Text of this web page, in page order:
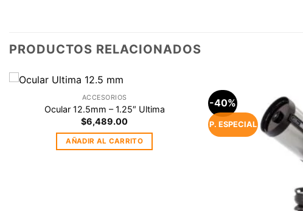
PRODUCTOS RELACIONADOS
ACCESORIOS
Ocular 12.5mm – 1.25″ Ultima
$6,489.00
AÑADIR AL CARRITO
-40%
P. ESPECIAL